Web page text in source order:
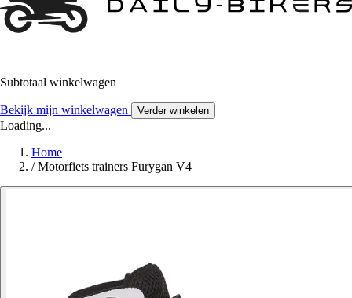
Subtotaal winkelwagen
Bekijk mijn winkelwagen Verder winkelen
Loading...
Home
/ Motorfiets trainers Furygan V4